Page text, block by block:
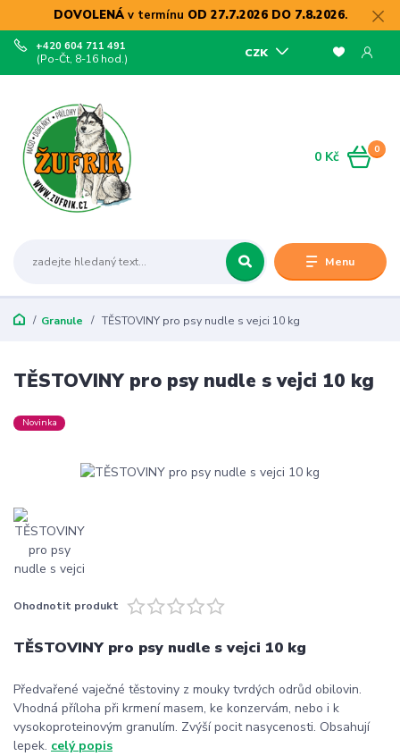
DOVOLENÁv termínu OD 27.7.2026 DO 7.8.2026.
Menu
CZK
+420 604 711 491
(Po-Čt, 8-16 hod.)
0
0 Kč
Granule TĚSTOVINY pro psy nudle s vejci 10 kg
TĚSTOVINY pro psy nudle s vejci 10 kg
Novinka
Ohodnotit produkt
TĚSTOVINY pro psy nudle s vejci 10 kg
Předvařené vaječné těstoviny z mouky tvrdých odrůd obilovin.
Vhodná příloha při krmení masem, ke konzervám, nebo i k
vysokoproteinovým granulím. Zvýší pocit nasycenosti. Obsahují
lepek. celý popis